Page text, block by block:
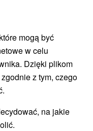
OCENY
mogą być
w celu
Dzięki plikom
z tym, czego
na jakie